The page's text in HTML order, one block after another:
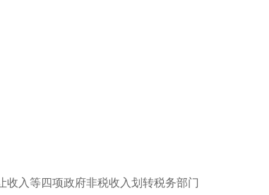
入等四项政府非税收入划转税务部门